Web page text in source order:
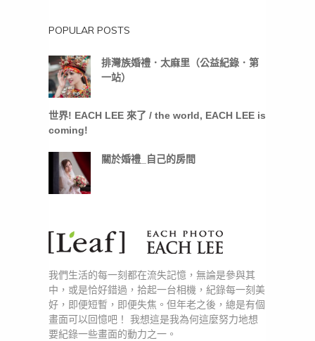
POPULAR POSTS
排灣族婚禮．太麻里（公益紀錄．第
一站）
世界! EACH LEE 來了 / the world, EACH LEE is
coming!
關於婚禮_自己的房間
我們生活的每一刻都在流失記憶，無論是參與其
中，或是恰好錯過，拾起一台相機，紀錄每一刻美
好，即便短暫，即便失焦。但年老之後，總是有個
畫面可以回憶吧！ 我想這是我為何這麼努力地想
要紀錄一些畫面的動力之一。